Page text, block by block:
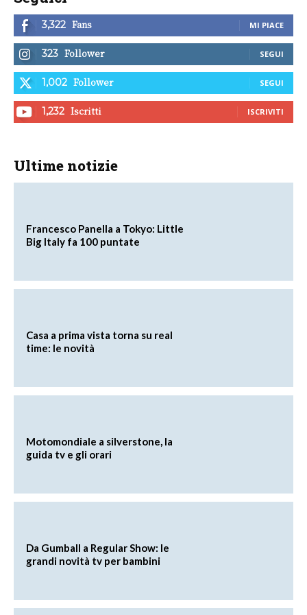
3,322 Fans MI PIACE
323 Follower SEGUI
1,002 Follower SEGUI
1,232 Iscritti ISCRIVITI
Ultime notizie
Francesco Panella a Tokyo: Little
Big Italy fa 100 puntate
Casa a prima vista torna su real
time: le novità
Motomondiale a silverstone, la
guida tv e gli orari
Da Gumball a Regular Show: le
grandi novità tv per bambini